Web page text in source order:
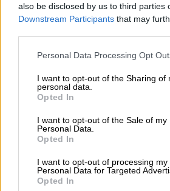
also be disclosed by us to third parties
Downstream Participants that may
Please note that this website/app uses
not limited to your visit or usage
grant or deny consent to Google and
use your data for below specified
consent section.
Personal Data Processing Opt
I want to opt-out of the Sharing of
personal data.
Opted In
I want to opt-out of the Sale of my
Personal Data.
Opted In
I want to opt-out of processing my
Personal Data for Targeted
Opted In